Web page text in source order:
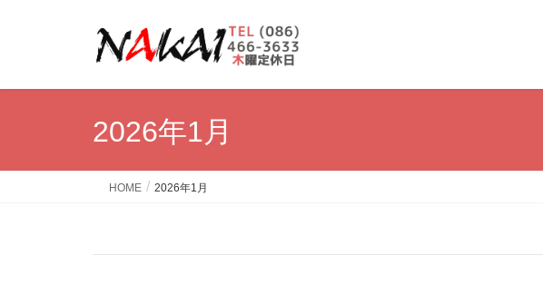
2026年1月
HOME 2026年1月